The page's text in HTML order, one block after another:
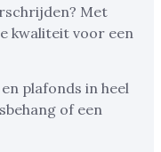
Met
kwaliteit voor een
plafonds in heel
of een